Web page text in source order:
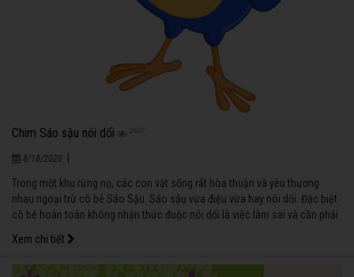
Chim Sáo sậu nói dối 2637
8/18/2020
Trong một khu rừng nọ, các con vật sống rất hòa thuận và yêu thương
nhau ngoại trừ cô bé Sáo Sậu. Sáo sậu vừa điệu vừa hay nói dối. Đặc biệt
cô bé hoàn toàn không nhận thức đuộc nói dối là việc làm sai và cần phải
Xem chi tiết